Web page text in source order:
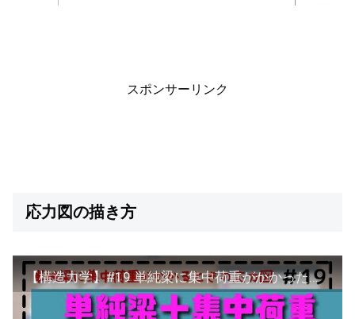
スポンサーリンク
応力図の描き方
【構造力学】#19 単純梁に集中荷重がかかったときの応力図の描き方を徹底解説！